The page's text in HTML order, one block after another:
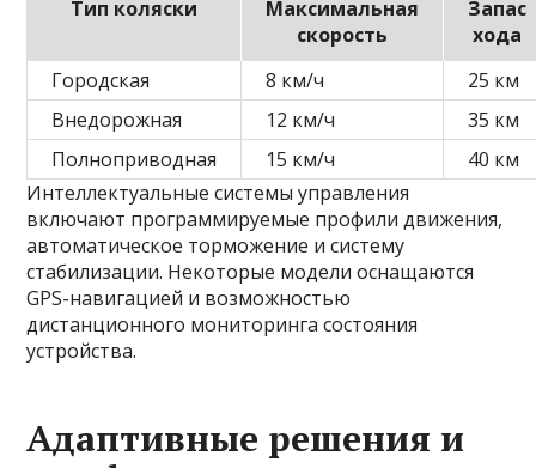
Тип коляски
Максимальная
скорость
Запас
хода
Городская
8 км/ч
25 км
Внедорожная
12 км/ч
35 км
Полноприводная
15 км/ч
40 км
Интеллектуальные системы управления
включают программируемые профили движения,
автоматическое торможение и систему
стабилизации. Некоторые модели оснащаются
GPS-навигацией и возможностью
дистанционного мониторинга состояния
устройства.
Адаптивные решения и